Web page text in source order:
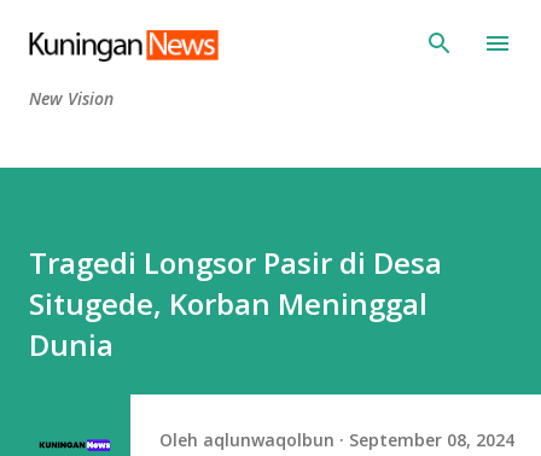
Langsung ke konten utama
New Vision
Tragedi Longsor Pasir di Desa
Situgede, Korban Meninggal
Dunia
Oleh aqlunwaqolbun September 08, 2024